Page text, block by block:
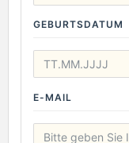
GEBURTSDATUM
E-MAIL